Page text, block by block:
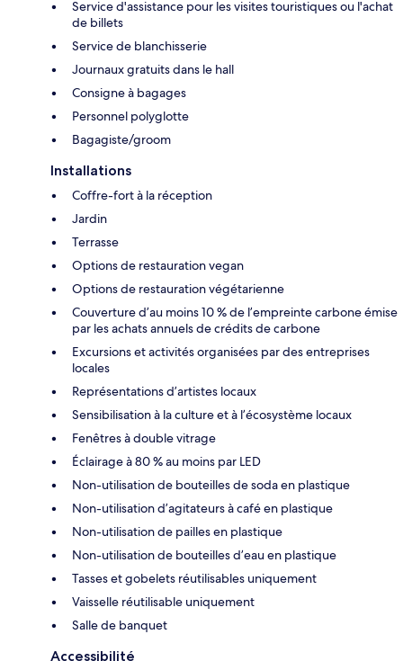
Service d'assistance pour les visites touristiques ou l'achat
de billets
Service de blanchisserie
Journaux gratuits dans le hall
Consigne à bagages
Personnel polyglotte
Bagagiste/groom
Installations
Coffre-fort à la réception
Jardin
Terrasse
Options de restauration vegan
Options de restauration végétarienne
Couverture d’au moins 10 % de l’empreinte carbone émise
par les achats annuels de crédits de carbone
Excursions et activités organisées par des entreprises
locales
Représentations d’artistes locaux
Sensibilisation à la culture et à l’écosystème locaux
Fenêtres à double vitrage
Éclairage à 80 % au moins par LED
Non-utilisation de bouteilles de soda en plastique
Non-utilisation d’agitateurs à café en plastique
Non-utilisation de pailles en plastique
Non-utilisation de bouteilles d’eau en plastique
Tasses et gobelets réutilisables uniquement
Vaisselle réutilisable uniquement
Salle de banquet
Accessibilité